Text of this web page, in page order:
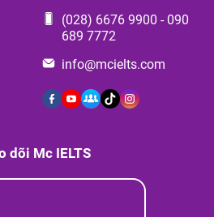
(028) 6676 9900 - 090
689 7772
info@mcielts.com
dõi Mc IELTS